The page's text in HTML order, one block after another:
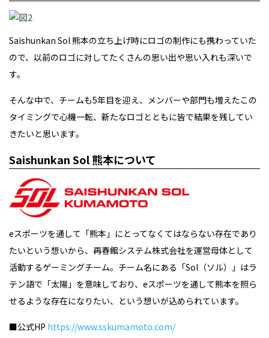
Saishunkan Sol 熊本の立ち上げ時にロゴの制作にも携わっていた
ので、以前のロゴに対してたくさんの思い出や思い入れも深いで
す。
そんな中で、チームも5年目を迎え、メンバーや部門も増えたこの
タイミングで心機一転、新たなロゴとともに皆で結果を残してい
きたいと思います。
Saishunkan Sol 熊本について
eスポーツを通して「熊本」にとってなくてはならない存在であり
たいという想いから、再春館システム株式会社を運営母体として
活動するゲーミングチーム。チーム名にある「Sol（ソル）」はラ
テン語で「太陽」を意味しており、eスポーツを通して熊本を照ら
せるような存在になりたい、という想いが込められています。
■公式HP https://www.sskumamoto.com/